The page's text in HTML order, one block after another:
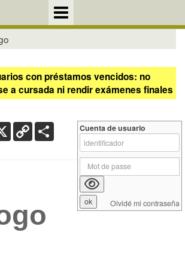
con préstamos vencidos: no
a cursada ni rendir exámenes finales
X Copy
Link
Cuenta de usuario
Olvidé mi contraseña